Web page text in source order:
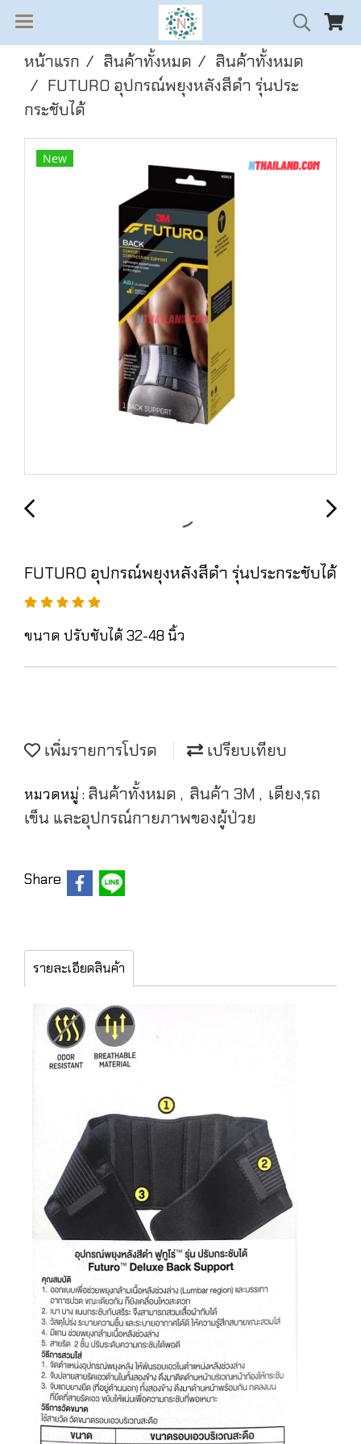
หน้าแรก สินค้าทั้งหมด
สินค้าทั้งหมด
FUTURO อุปกรณ์พยุงหลังสีดำ รุ่นประ
กระชับได้
New
FUTURO อุปกรณ์พยุงหลังสีดำ รุ่นประกระชับได้
ขนาด ปรับชับได้ 32-48 นิ้ว
เพิ่มรายการโปรด เปรียบเทียบ
หมวดหมู่ : สินค้าทั้งหมด , สินค้า 3M , เตียง,รถ
เข็น และอุปกรณ์กายภาพของผู้ป่วย
Share
รายละเอียดสินค้า